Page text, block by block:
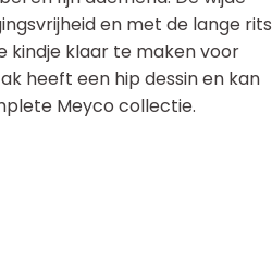
en met de lange rits
kindje klaar te maken voor
heeft een hip dessin en kan
Meyco collectie.